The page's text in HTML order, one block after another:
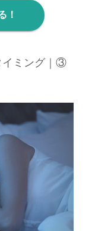
！
イミング｜③